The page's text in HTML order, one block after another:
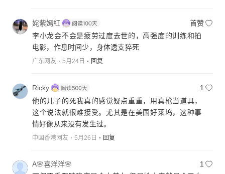
姹紫嫣紅
首赞
李小龙会不会是疲劳过度去世的，高强度的训练和拍
电影，作息时间少，身体透支猝死
广东网友 5月24日 回复
Ricky
1
他的儿子的死我真的感觉疑点重重，用真枪当道具，
这个说法就很难接受。尤其是在美国好莱坞，这种事
情好像从来没有发生过。
中国香港网友 5月26日 回复
A🌸喜洋洋🌸
1